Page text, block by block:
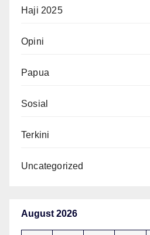
Haji 2025
Opini
Papua
Sosial
Terkini
Uncategorized
August 2026